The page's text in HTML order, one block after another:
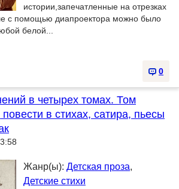
истории,запечатленные на отрезках
с помощью диапроектора можно было
белой...
0
в четырех томах. Том
в стихах, сатира, пьесы
Жанр(ы): Детская проза,
Детские стихи